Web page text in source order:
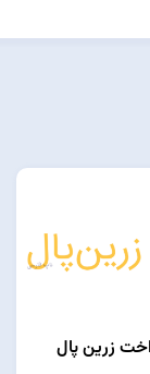
زرین پال